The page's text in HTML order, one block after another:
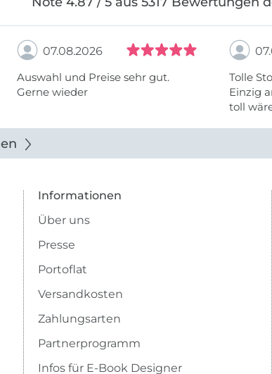
07.08.2026
Auswahl und Preise sehr gut.
Gerne wieder
Tolle
Einzig
toll
Informationen
Über uns
Presse
Portoflat
Versandkosten
Zahlungsarten
Partnerprogramm
Infos für E-Book Designer